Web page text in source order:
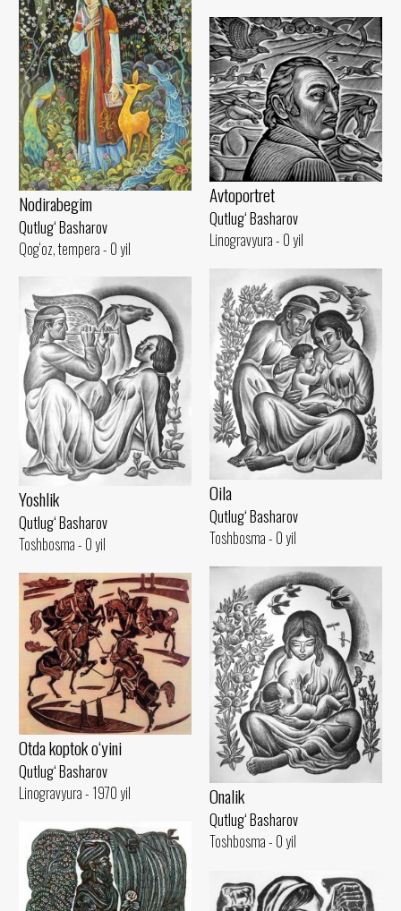
Nodirabegim
Qutlug‘ Basharov
Qog‘oz, tempera - 0 yil
Avtoportret
Qutlug‘ Basharov
Linogravyura - 0 yil
Oila
Qutlug‘ Basharov
Toshbosma - 0 yil
Yoshlik
Qutlug‘ Basharov
Toshbosma - 0 yil
Onalik
Qutlug‘ Basharov
Toshbosma - 0 yil
Otda koptok o‘yini
Qutlug‘ Basharov
Linogravyura - 1970 yil